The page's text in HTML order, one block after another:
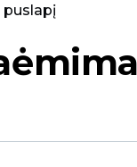
puslapį